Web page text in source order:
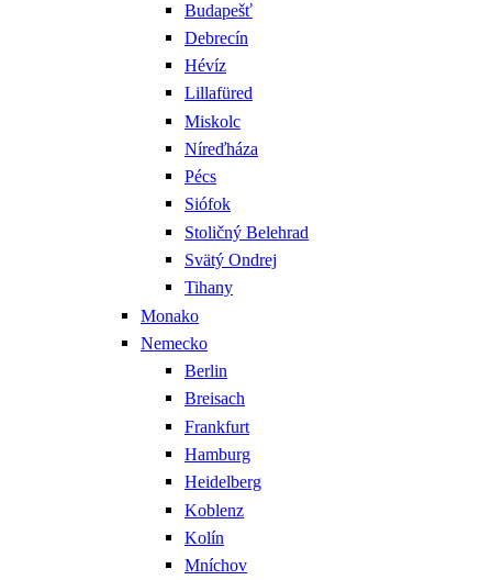
Budapešť
Debrecín
Hévíz
Lillafüred
Miskolc
Níreďháza
Pécs
Siófok
Stoličný Belehrad
Svätý Ondrej
Tihany
Monako
Nemecko
Berlin
Breisach
Frankfurt
Hamburg
Heidelberg
Koblenz
Kolín
Mníchov